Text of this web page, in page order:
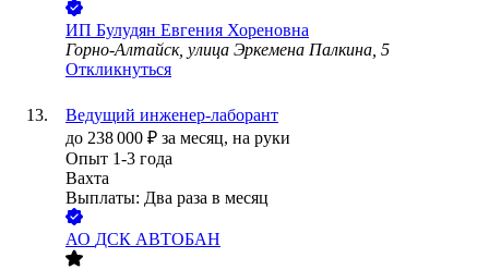
ИП Булудян Евгения Хореновна
Горно-Алтайск, улица Эркемена Палкина, 5
Откликнуться
Ведущий инженер-лаборант
до 238 000 ₽ за месяц, на руки
Опыт 1-3 года
Вахта
Выплаты: Два раза в месяц
АО ДСК АВТОБАН